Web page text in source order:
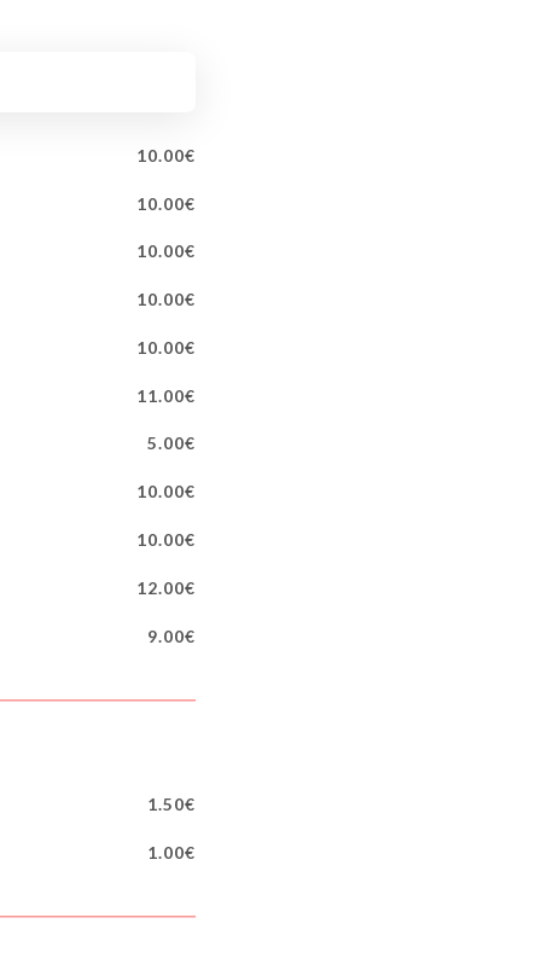
10.00€
10.00€
10.00€
10.00€
10.00€
11.00€
5.00€
10.00€
10.00€
12.00€
9.00€
1.50€
1.00€